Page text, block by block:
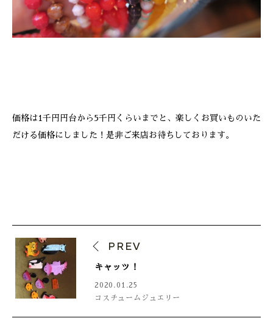
価格は1千円円台から5千円くらいまでと、楽しくお買いものいた
だける価格にしました！是非ご来店お待ちしております。
PREV
キャッツ！
2020.01.25
コスチュームジュエリー